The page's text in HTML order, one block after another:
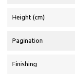
Height (cm)
Pagination
Finishing